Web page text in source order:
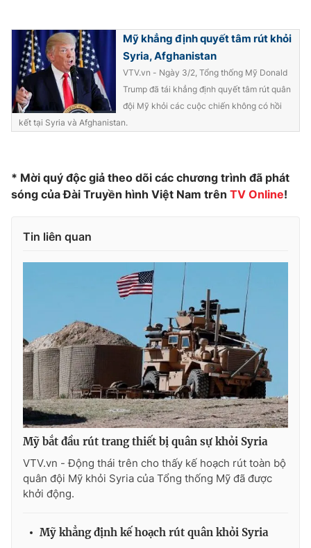
Giải sao mai
Sao
Làm đẹp
Chất lượng cuộc sống
Tuyển sinh
Học trực tuyến
Công nghệ
Hitech Công nghệ tương lai
Sản phẩm
Tư vấn
Giao lưu trực tuyến
Chuyên mục khác
Photo Infographic
Shorts video
VTV Money VTV Thể thao
VTV Sức khoẻ Bất động sản
Thị trường 24h Tấm lòng Việt
VTV4 Vươn mình bằng AI
VTV9
Liên hệ tòa soạn English
Mỹ khẳng định quyết tâm rút khỏi
Syria, Afghanistan
VTV.vn - Ngày 3/2, Tổng thống Mỹ Donald
Trump đã tái khẳng định quyết tâm rút quân
đội Mỹ khỏi các cuộc chiến không có hồi
kết tại Syria và Afghanistan.
* Mời quý độc giả theo dõi các chương trình đã phát
sóng của Đài Truyền hình Việt Nam trên TV Online!
Tin liên quan
Mỹ bắt đầu rút trang thiết bị quân sự khỏi Syria
VTV.vn - Động thái trên cho thấy kế hoạch rút toàn bộ
quân đội Mỹ khỏi Syria của Tổng thống Mỹ đã được
khởi động.
Mỹ khẳng định kế hoạch rút quân khỏi Syria